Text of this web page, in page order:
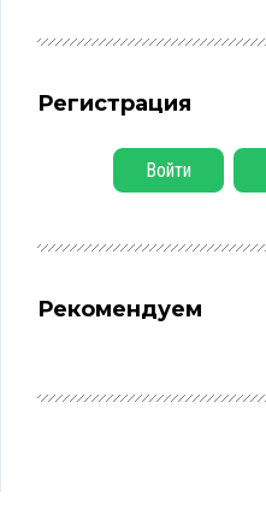
Регистрация
Войти
Рекомендуем